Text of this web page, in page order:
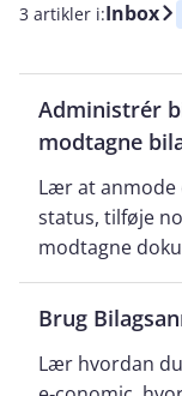
3 artikler i:Inbox
Administrér
modtagne
Lær at anmode
status, tilføje
modtagne
Brug
Lær hvordan